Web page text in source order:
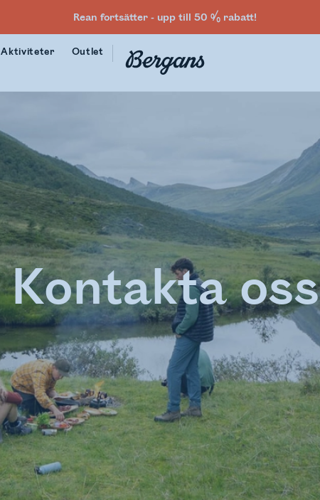
Rean fortsätter - upp till 50 % rabatt!
Aktiviteter
Outlet
Kontakta oss